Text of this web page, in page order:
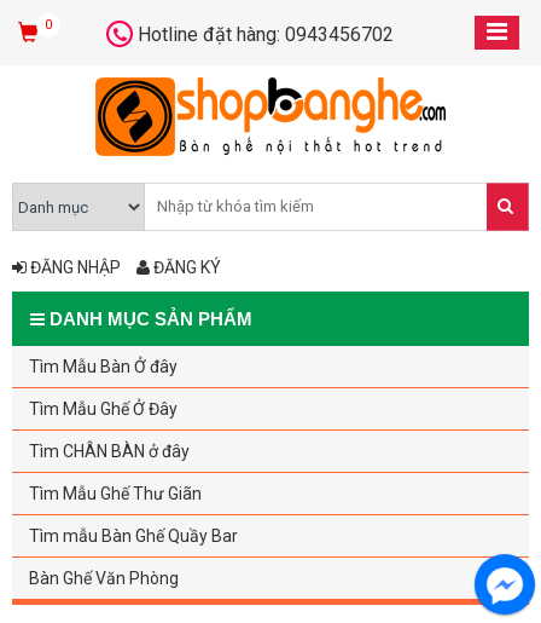
0 Hotline đặt hàng: 0943456702
ĐĂNG NHẬP ĐĂNG KÝ
DANH MỤC SẢN PHẨM
Tìm Mẫu Bàn Ở đây
Tìm Mẫu Ghế Ở Đây
Tìm CHÂN BÀN ở đây
Tìm Mẫu Ghế Thư Giãn
Tìm mẫu Bàn Ghế Quầy Bar
Bàn Ghế Văn Phòng